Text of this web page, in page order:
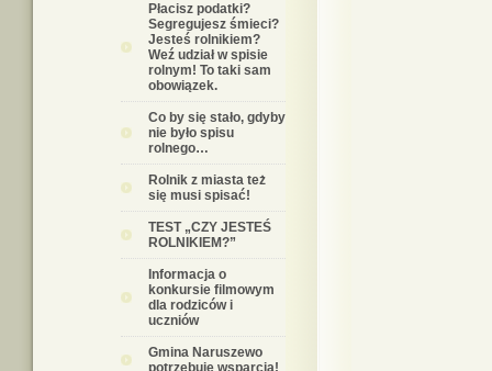
Płacisz podatki?
Segregujesz śmieci?
Jesteś rolnikiem?
Weź udział w spisie
rolnym! To taki sam
obowiązek.
Co by się stało, gdyby
nie było spisu
rolnego…
Rolnik z miasta też
się musi spisać!
TEST „CZY JESTEŚ
ROLNIKIEM?”
Informacja o
konkursie filmowym
dla rodziców i
uczniów
Gmina Naruszewo
potrzebuje wsparcia!